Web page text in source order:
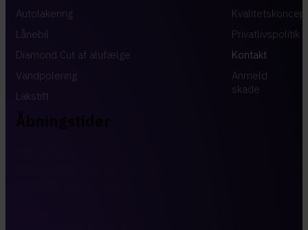
Autolakering
Lånebil
Diamond Cut af alufælge
Vandpolering
Lakstift
Privatlivspolitik
Kontakt
Anmeld
skade